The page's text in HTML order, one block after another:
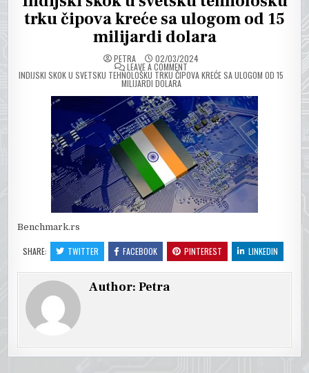
trku čipova kreće sa ulogom od 15
milijardi dolara
PETRA 02/03/2024
LEAVE A COMMENTON
INDIJSKI SKOK U SVETSKU TEHNOLOŠKU TRKU ČIPOVA KREĆE SA ULOGOM OD 15
MILIJARDI DOLARA
Benchmark.rs
SHARE: TWITTER FACEBOOK PINTEREST LINKEDIN
Author:Petra